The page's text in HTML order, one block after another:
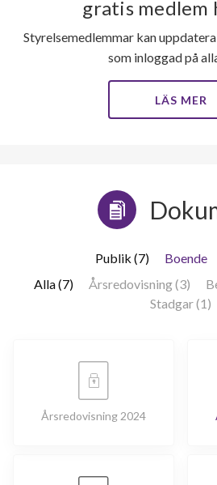
gratis medlem
Styrelsemedlemmar kan
som inloggad på
LÄS MER
Publik (7) Boende
Alla (7)
Årsredovisning (3)
Stadgar (1)
Årsredovisning 2024